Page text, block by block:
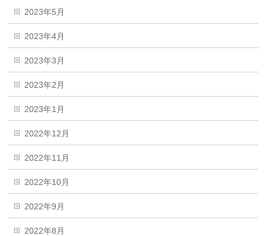
2023年5月
2023年4月
2023年3月
2023年2月
2023年1月
2022年12月
2022年11月
2022年10月
2022年9月
2022年8月